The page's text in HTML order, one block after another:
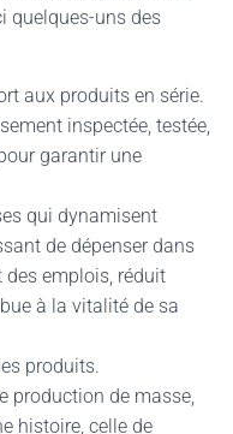
quelques-uns des
aux produits en série.
inspectée, testée,
garantir une
qui dynamisent
de dépenser dans
des emplois, réduit
à la vitalité de sa
produits.
production de masse,
histoire, celle de